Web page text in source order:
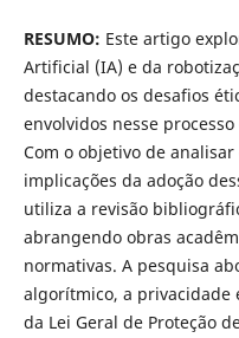
RESUMO: Este artigo
Artificial (IA) e da
destacando os desafios
envolvidos nesse
Com o objetivo de
implicações da adoção
utiliza a revisão
abrangendo obras
normativas. A pesquisa
algorítmico, a privacidade
da Lei Geral de Proteção